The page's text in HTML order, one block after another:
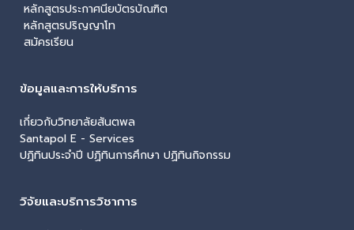
หลักสูตรประกาศนียบัตรบัณฑิต
หลักสูตรปริญญาโท
สมัครเรียน
ข้อมูลและการให้บริการ
เกี่ยวกับวิทยาลัยสันตพล
Santapol E - Services
ปฏิทินประจำปี ปฏิทินการศึกษา ปฏิทินกิจกรรม
วิจัยและบริการวิชาการ